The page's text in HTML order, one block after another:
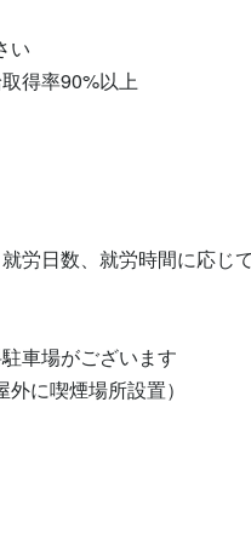
い
得率90%以上
労日数、就労時間に応じ
車場がございます
に喫煙場所設置）